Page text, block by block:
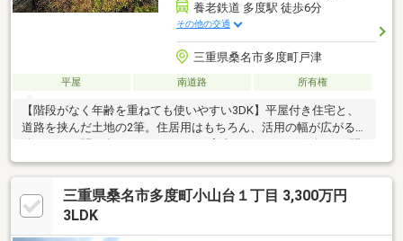
養老鉄道 多度駅 徒歩6分
その他の交通
三重県桑名市多度町戸津
平屋 南道路 所有権
【階段がなく年齢を重ねても使いやすい3DK】平屋付き住宅と、
道路を挟んだ土地の2筆。住居用はもちろん、活用の幅が広がる物
い合わせください！
三重県桑名市多度町小山台１丁目 3,300万円
3LDK